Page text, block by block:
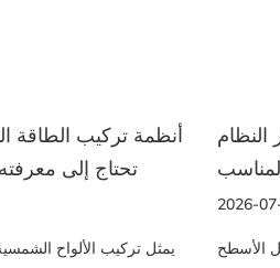
الأرفف الشمسية الأرضية:
ما هو الأرفف الشمسية الأرضية